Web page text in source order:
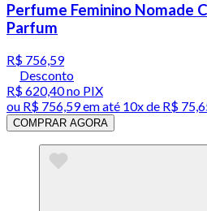
Perfume Feminino Nomade
Parfum
R$ 756,59
Desconto
R$ 620,40no PIX
ou R$ 756,59em até 10x de R$
COMPRAR AGORA